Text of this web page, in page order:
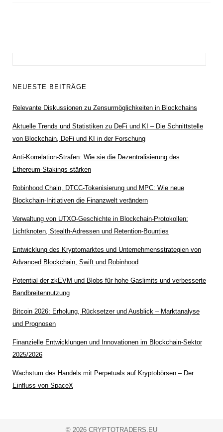
NEUESTE BEITRÄGE
Relevante Diskussionen zu Zensurmöglichkeiten in Blockchains
Aktuelle Trends und Statistiken zu DeFi und KI – Die Schnittstelle
von Blockchain, DeFi und KI in der Forschung
Anti-Korrelation-Strafen: Wie sie die Dezentralisierung des
Ethereum-Stakings stärken
Robinhood Chain, DTCC-Tokenisierung und MPC: Wie neue
Blockchain-Initiativen die Finanzwelt verändern
Verwaltung von UTXO-Geschichte in Blockchain-Protokollen:
Lichtknoten, Stealth-Adressen und Retention-Bounties
Entwicklung des Kryptomarktes und Unternehmensstrategien von
Advanced Blockchain, Swift und Robinhood
Potential der zkEVM und Blobs für hohe Gaslimits und verbesserte
Bandbreitennutzung
Bitcoin 2026: Erholung, Rücksetzer und Ausblick – Marktanalyse
und Prognosen
Finanzielle Entwicklungen und Innovationen im Blockchain-Sektor
2025/2026
Wachstum des Handels mit Perpetuals auf Kryptobörsen – Der
Einfluss von SpaceX
© 2026 CRYPTOTRADERS.EU